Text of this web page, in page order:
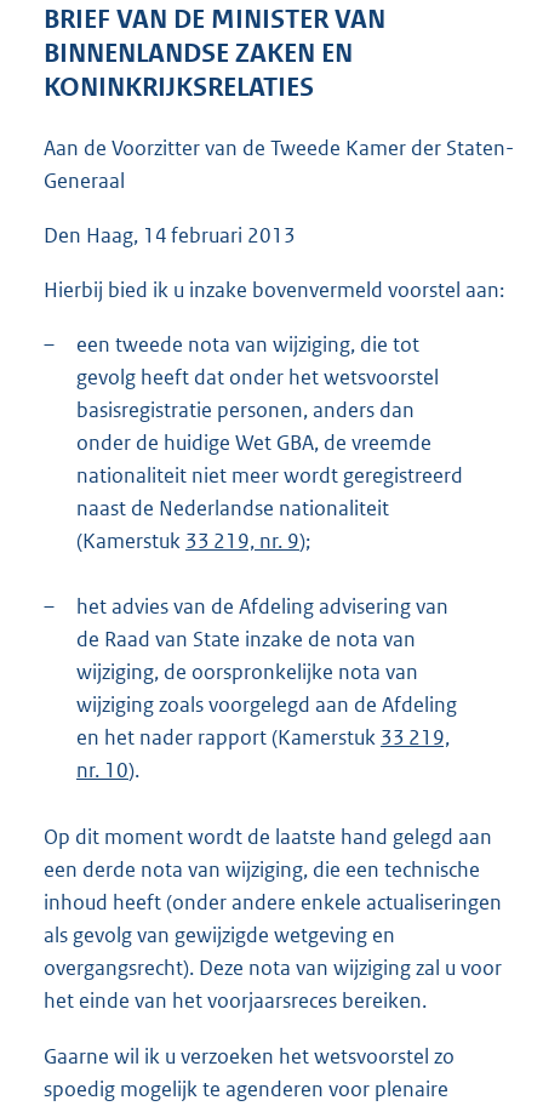
3
K
BRIEF VAN DE MINISTER VAN
BINNENLANDSE ZAKEN EN
KONINKRIJKSRELATIES
Aan de Voorzitter van de Tweede Kamer der Staten-
Generaal
Den Haag, 14 februari 2013
Hierbij bied ik u inzake bovenvermeld voorstel aan:
–
een tweede nota van wijziging, die tot
gevolg heeft dat onder het wetsvoorstel
basisregistratie personen, anders dan
onder de huidige Wet GBA, de vreemde
nationaliteit niet meer wordt geregistreerd
naast de Nederlandse nationaliteit
(Kamerstuk 33 219, nr. 9);
–
het advies van de Afdeling advisering van
de Raad van State inzake de nota van
wijziging, de oorspronkelijke nota van
wijziging zoals voorgelegd aan de Afdeling
en het nader rapport (Kamerstuk 33 219,
nr. 10).
Op dit moment wordt de laatste hand gelegd aan
een derde nota van wijziging, die een technische
inhoud heeft (onder andere enkele actualiseringen
als gevolg van gewijzigde wetgeving en
overgangsrecht). Deze nota van wijziging zal u voor
het einde van het voorjaarsreces bereiken.
Gaarne wil ik u verzoeken het wetsvoorstel zo
spoedig mogelijk te agenderen voor plenaire